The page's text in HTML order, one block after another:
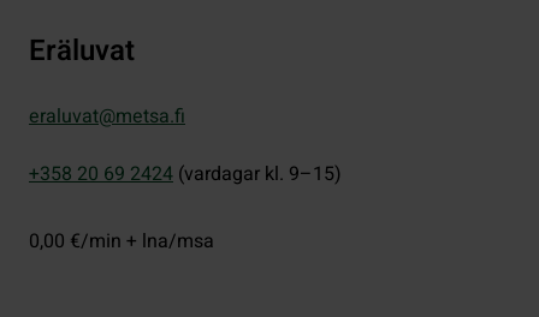
Eräluvat
eraluvat@metsa.fi
+358 20 69 2424 (vardagar kl. 9–15)
0,00 €/min + lna/msa